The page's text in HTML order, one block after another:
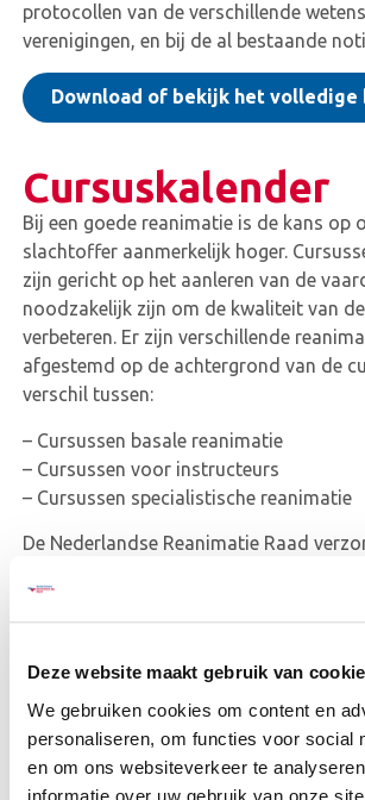
Deze website maakt gebruik van
We gebruiken cookies om content en
personaliseren, om functies voor social
en om ons websiteverkeer te
informatie over uw gebruik van onze
protocollen van de verschillende
verenigingen, en bij de al bestaande
Download of bekijk het volledige
Cursuskalender
Bij een goede reanimatie is de kans op
slachtoffer aanmerkelijk hoger.
zijn gericht op het aanleren van de
noodzakelijk zijn om de kwaliteit van
verbeteren. Er zijn verschillende
afgestemd op de achtergrond van de
verschil tussen:
– Cursussen basale reanimatie
– Cursussen voor instructeurs
– Cursussen specialistische reanimatie
De Nederlandse Reanimatie Raad
cursussen. Zoek een geschikte cursus
cursuscentrum bij jou in de buurt.